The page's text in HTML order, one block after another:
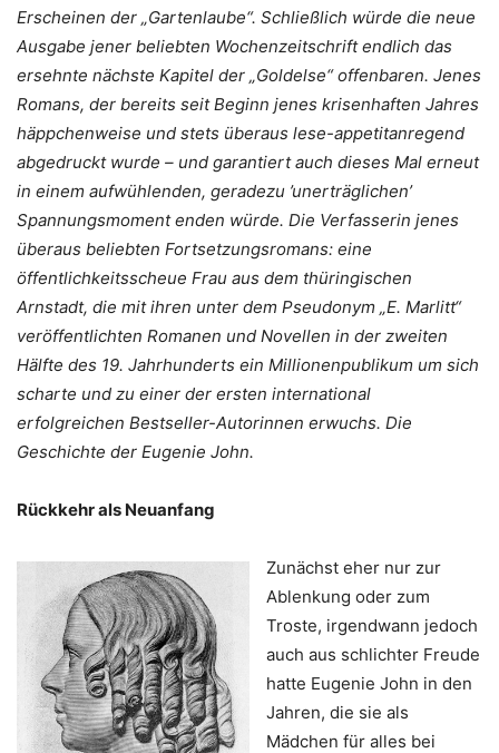
Erscheinen der „Gartenlaube“. Schließlich würde die neue
Ausgabe jener beliebten Wochenzeitschrift endlich das
ersehnte nächste Kapitel der „Goldelse“ offenbaren. Jenes
Romans, der bereits seit Beginn jenes krisenhaften Jahres
häppchenweise und stets überaus lese-appetitanregend
abgedruckt wurde – und garantiert auch dieses Mal erneut
in einem aufwühlenden, geradezu ’unerträglichen’
Spannungsmoment enden würde. Die Verfasserin jenes
überaus beliebten Fortsetzungsromans: eine
öffentlichkeitsscheue Frau aus dem thüringischen
Arnstadt, die mit ihren unter dem Pseudonym „E. Marlitt“
veröffentlichten Romanen und Novellen in der zweiten
Hälfte des 19. Jahrhunderts ein Millionenpublikum um sich
scharte und zu einer der ersten international
erfolgreichen Bestseller-Autorinnen erwuchs. Die
Geschichte der Eugenie John.
Rückkehr als Neuanfang
Zunächst eher nur zur
Ablenkung oder zum
Troste, irgendwann jedoch
auch aus schlichter Freude
hatte Eugenie John in den
Jahren, die sie als
Mädchen für alles bei